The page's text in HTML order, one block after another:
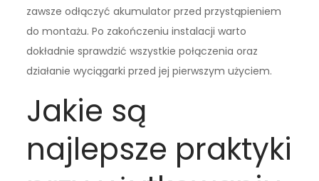
zawsze odłączyć akumulator przed przystąpieniem
do montażu. Po zakończeniu instalacji warto
dokładnie sprawdzić wszystkie połączenia oraz
działanie wyciągarki przed jej pierwszym użyciem.
Jakie są
najlepsze praktyki